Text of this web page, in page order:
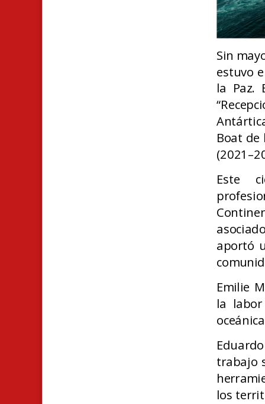
Sin
estuvo
la Paz.
Boat de
Este
aportó
Emilie
la
trabajo
los